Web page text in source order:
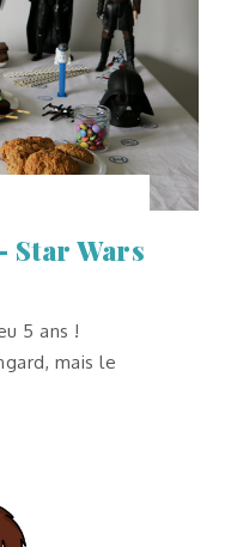
Star Wars
5 ans !
mais le